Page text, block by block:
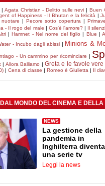
|Agata Christian - Delitto sulle nevi | Buen
of Happiness - Il Bhutan e la felicità |
| Pecore sotto copertura |
- Il rogo del male | Cos'è l'amore? | Il
|Hamnet - Nel nome del figlio | Blue |
- Incubo dagli abissi| Minions &
- Un cammino per ricominciare |
| Allora Balliamo | Greta e le favole vere
| Cena di classe | Romeo è Giulietta | Il
DAL MONDO DEL CINEMA E
NEWS
La gestione della
pandemia in
Inghilterra diventa
una serie tv
Leggi la news